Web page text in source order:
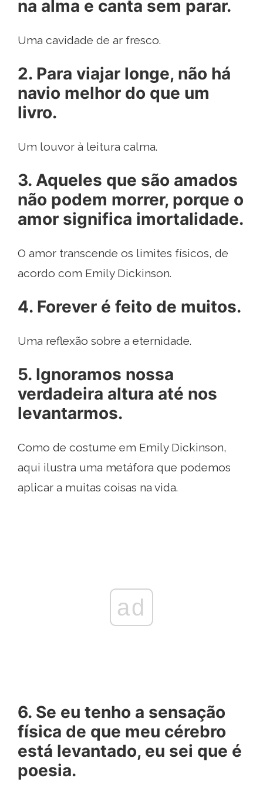
na alma e canta sem parar.
Uma cavidade de ar fresco.
2. Para viajar longe, não há
navio melhor do que um
livro.
Um louvor à leitura calma.
3. Aqueles que são amados
não podem morrer, porque o
amor significa imortalidade.
O amor transcende os limites físicos, de
acordo com Emily Dickinson.
4. Forever é feito de muitos.
Uma reflexão sobre a eternidade.
5. Ignoramos nossa
verdadeira altura até nos
levantarmos.
Como de costume em Emily Dickinson,
aqui ilustra uma metáfora que podemos
aplicar a muitas coisas na vida.
ad
6. Se eu tenho a sensação
física de que meu cérebro
está levantado, eu sei que é
poesia.